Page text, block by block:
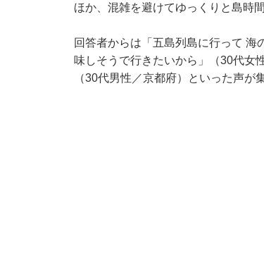
ほか、混雑を避けてゆっくりと島時
回答者からは「五島列島に行って
味しそうで行きたいから」（30代女
（30代男性／京都府）といった声が